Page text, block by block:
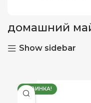
домашний
Show sidebar
НОВИНКА!